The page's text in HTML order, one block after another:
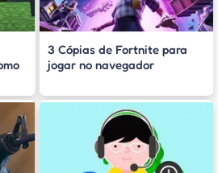
3 Cópias de Fortnite para
jogar no navegador